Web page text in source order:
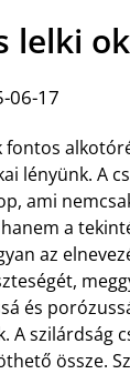
lelki
06-17
fontos
lényünk. A
ami
a
az
és
A szilárdság
össze.